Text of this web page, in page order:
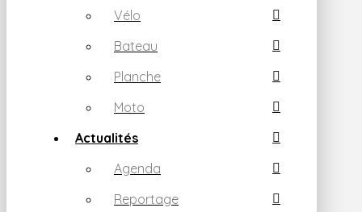
Vélo
Bateau
Planche
Moto
Actualités
Agenda
Reportage